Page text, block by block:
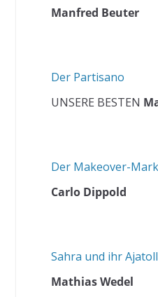
Manfred Beuter
Der Partisano
UNSERE BESTEN
Der Makeover-
Carlo Dippold
Sahra und ihr
Mathias Wedel